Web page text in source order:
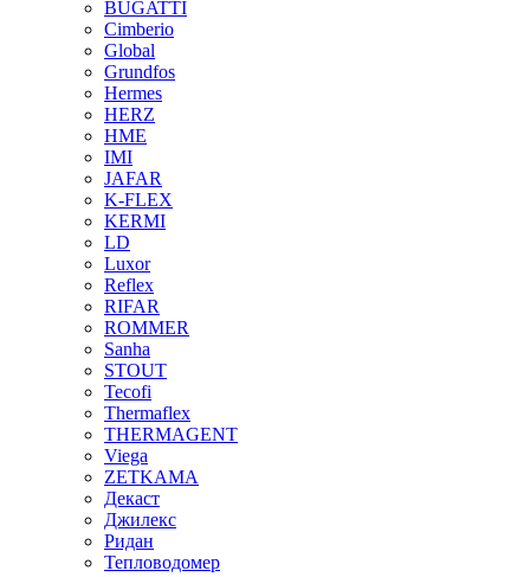
BUGATTI
Cimberio
Global
Grundfos
Hermes
HERZ
HME
IMI
JAFAR
K-FLEX
KERMI
LD
Luxor
Reflex
RIFAR
ROMMER
Sanha
STOUT
Tecofi
Thermaflex
THERMAGENT
Viega
ZETKAMA
Декаст
Джилекс
Ридан
Тепловодомер